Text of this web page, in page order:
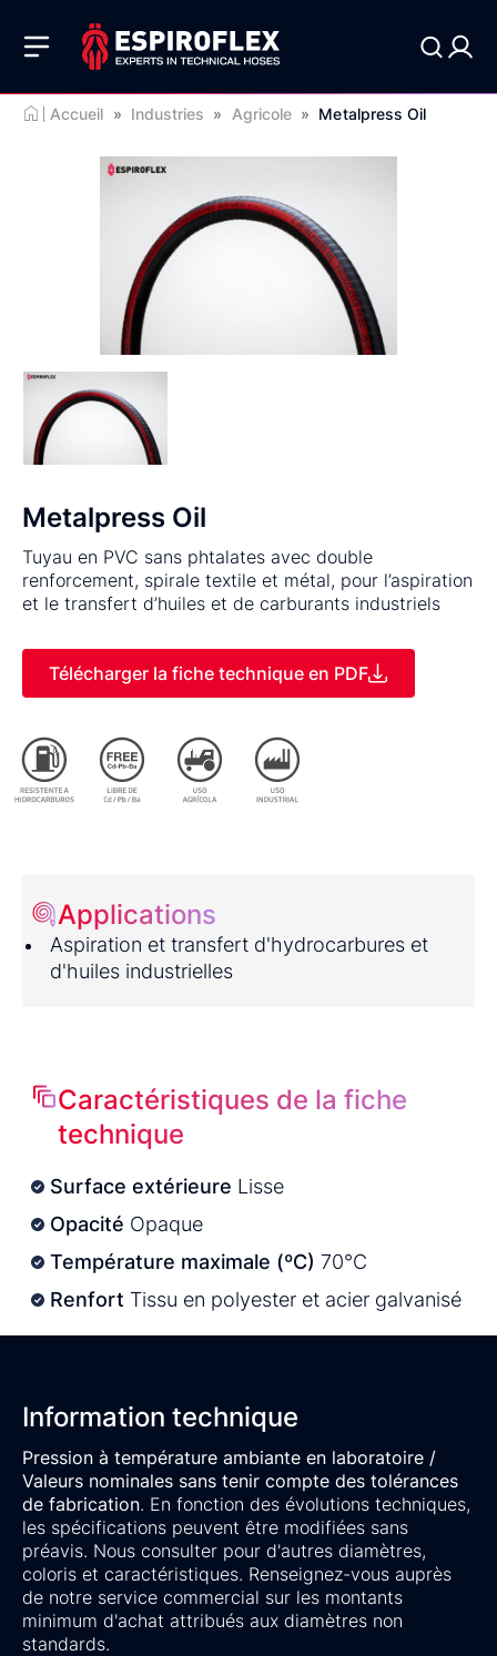
Accueil » Industries » Agricole » Metalpress Oil
Metalpress Oil
Tuyau en PVC sans phtalates avec double
renforcement, spirale textile et métal, pour l’aspiration
et le transfert d’huiles et de carburants industriels
Télécharger la fiche technique en PDF
Applications
Aspiration et transfert d'hydrocarbures et
d'huiles industrielles
Caractéristiques de la fiche
technique
Surface extérieure Lisse
Opacité Opaque
Température maximale (ºC) 70°C
Renfort Tissu en polyester et acier galvanisé
Information technique
Pression à température ambiante en laboratoire /
Valeurs nominales sans tenir compte des tolérances
de fabrication. En fonction des évolutions techniques,
les spécifications peuvent être modifiées sans
préavis. Nous consulter pour d'autres diamètres,
coloris et caractéristiques. Renseignez-vous auprès
de notre service commercial sur les montants
minimum d'achat attribués aux diamètres non
standards.